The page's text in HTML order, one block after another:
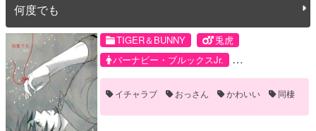
何度でも
TIGER＆BUNNY
兎虎
バーナビー・ブルックスJr.
鏑木・T・虎徹
イチャラブ おっさん かわいい 同棲